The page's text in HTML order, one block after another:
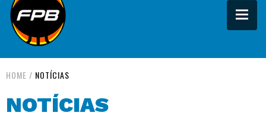
HOME / NOTÍCIAS
NOTÍCIAS